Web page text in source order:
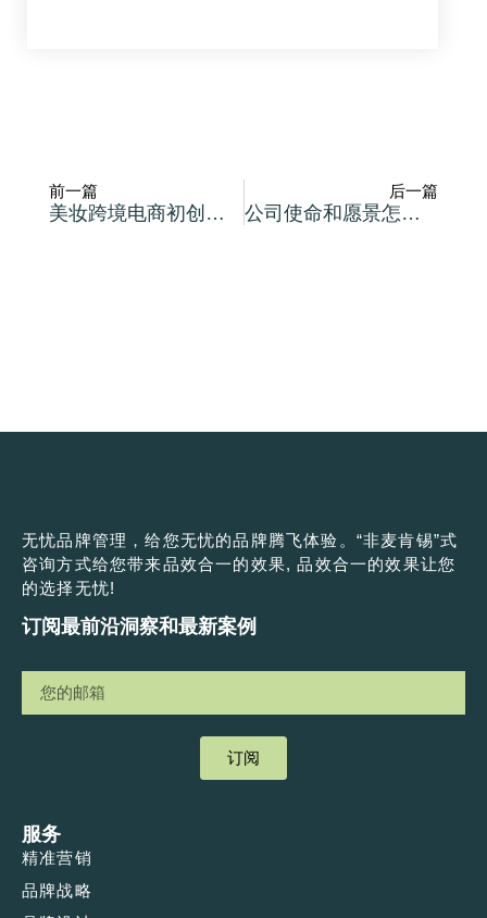
前一篇
美妆跨境电商初创公司如何建品牌
后一篇
公司使命和愿景怎么写
无忧品牌管理，给您无忧的品牌腾飞体验。“非麦肯锡”式
咨询方式给您带来品效合一的效果, 品效合一的效果让您
的选择无忧!
订阅最前沿洞察和最新案例
订阅
服务
精准营销
品牌战略